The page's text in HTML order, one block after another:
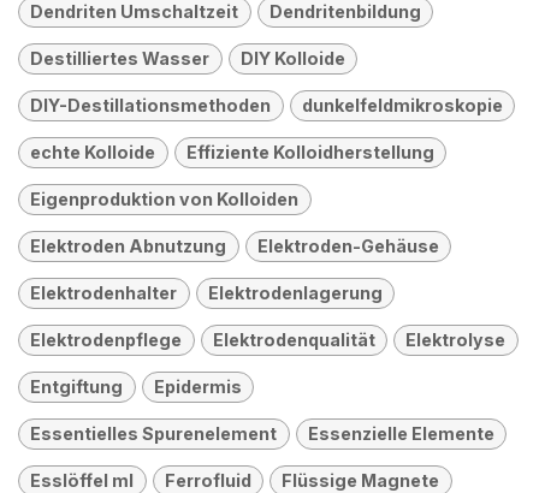
Dendriten Umschaltzeit Dendritenbildung
Destilliertes Wasser DIY Kolloide
DIY-Destillationsmethoden dunkelfeldmikroskopie
echte Kolloide Effiziente Kolloidherstellung
Eigenproduktion von Kolloiden
Elektroden Abnutzung Elektroden-Gehäuse
Elektrodenhalter Elektrodenlagerung
Elektrodenpflege Elektrodenqualität Elektrolyse
Entgiftung Epidermis
Essentielles Spurenelement Essenzielle Elemente
Esslöffel ml Ferrofluid Flüssige Magnete